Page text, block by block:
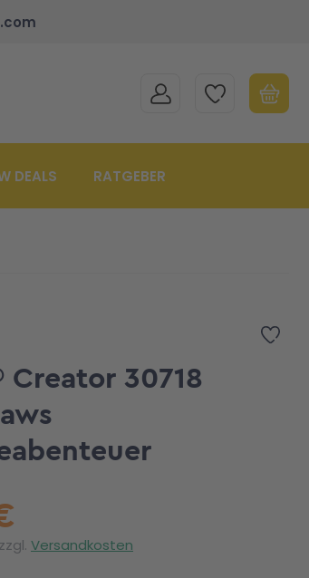
MEIN KONTOMEINE WUNSCHLISTE
DEALS RATGEBER
Zur
Creator 30718
Versandkosten